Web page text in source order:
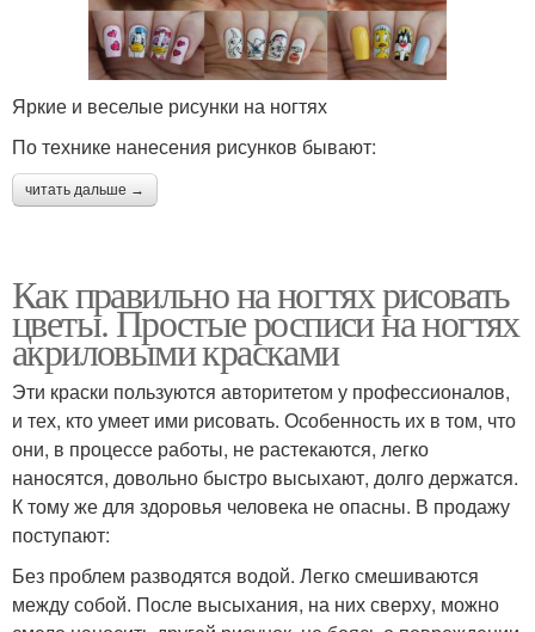
Яркие и веселые рисунки на ногтях
По технике нанесения рисунков бывают:
читать дальше →
Как правильно на ногтях рисовать
цветы. Простые росписи на ногтях
акриловыми красками
Эти краски пользуются авторитетом у профессионалов,
и тех, кто умеет ими рисовать. Особенность их в том, что
они, в процессе работы, не растекаются, легко
наносятся, довольно быстро высыхают, долго держатся.
К тому же для здоровья человека не опасны. В продажу
поступают:
Без проблем разводятся водой. Легко смешиваются
между собой. После высыхания, на них сверху, можно